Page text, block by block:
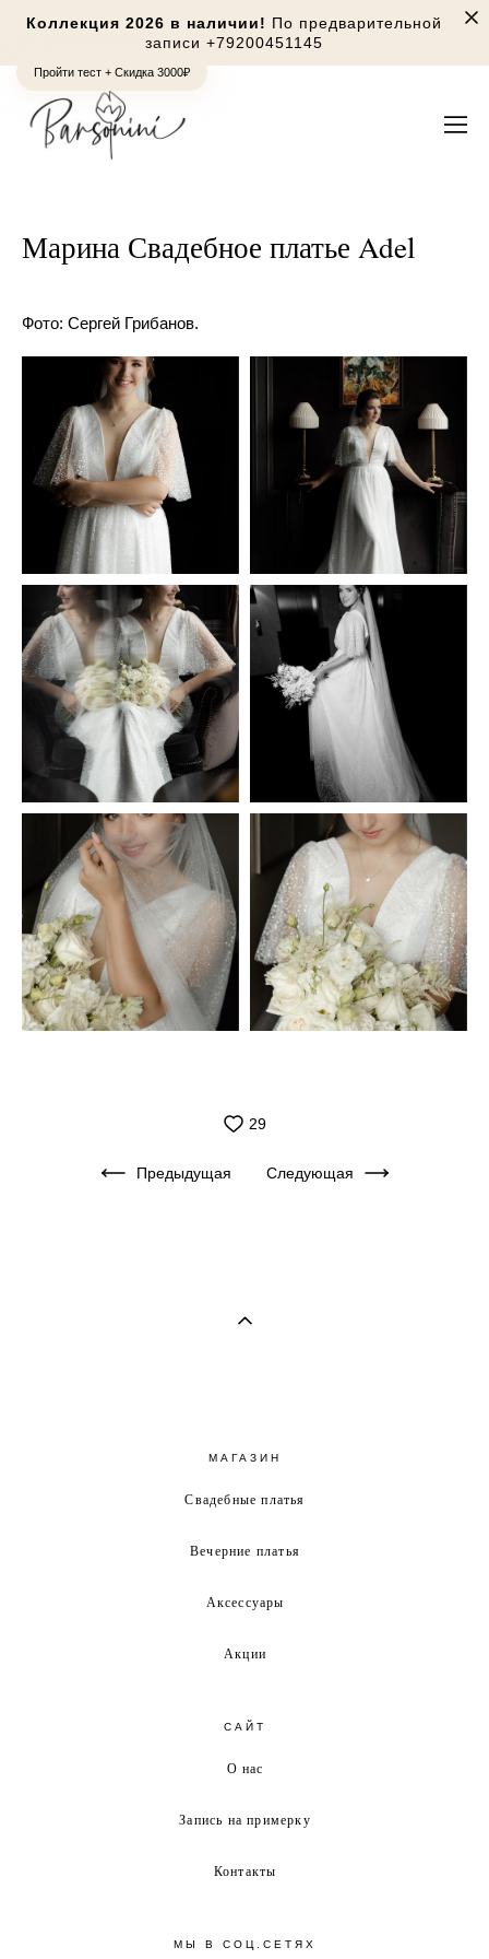
Пройти тест + Скидка 3000₽
Коллекция 2026 в наличии! По предварительной
записи +79200451145
Марина Свадебное платье Adel
Фото: Сергей Грибанов.
29
Предыдущая Следующая
МАГАЗИН
Свадебные платья
Вечерние платья
Аксессуары
Акции
САЙТ
О нас
Запись на примерку
Контакты
МЫ В СОЦ.СЕТЯХ